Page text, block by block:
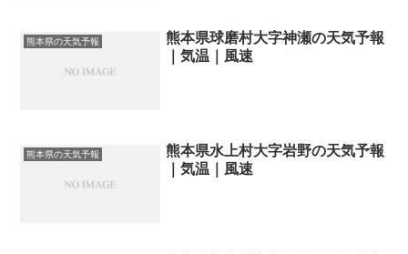
熊本県の天気予報
熊本県球磨村大字神瀬の天気予報
｜気温｜風速
熊本県の天気予報
熊本県水上村大字岩野の天気予報
｜気温｜風速